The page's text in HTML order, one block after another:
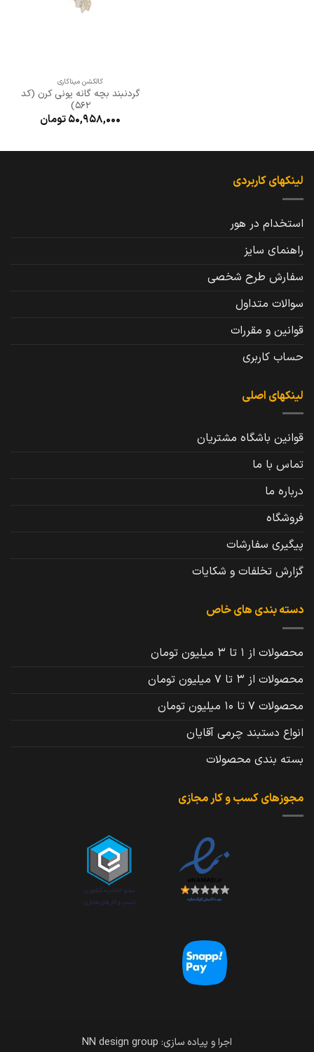
کالکشن میناکاری
گردنبند بچه گانه یونی کرن (کد
562)
50,958,000تومان
لینکهای کاربردی
استخدام در هور
راهنمای سایز
سفارش طرح شخصی
سوالات متداول
قوانین و مقررات
حساب کاربری
لینکهای اصلی
قوانین باشگاه مشتریان
تماس با ما
درباره ما
فروشگاه
پیگیری سفارشات
گزارش تخلفات و شکایات
دسته بندی های خاص
محصولات از 1 تا 3 میلیون تومان
محصولات از 3 تا 7 میلیون تومان
محصولات 7 تا 10 میلیون تومان
انواع دستبند چرمی آقایان
بسته بندی محصولات
مجوزهای کسب و کار مجازی
اجرا و پیاده سازی: NN design group